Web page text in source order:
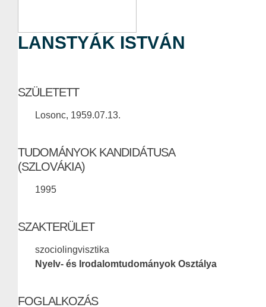
LANSTYÁK ISTVÁN
SZÜLETETT
Losonc, 1959.07.13.
TUDOMÁNYOK KANDIDÁTUSA
(SZLOVÁKIA)
1995
SZAKTERÜLET
szociolingvisztika
Nyelv- és Irodalomtudományok Osztálya
FOGLALKOZÁS